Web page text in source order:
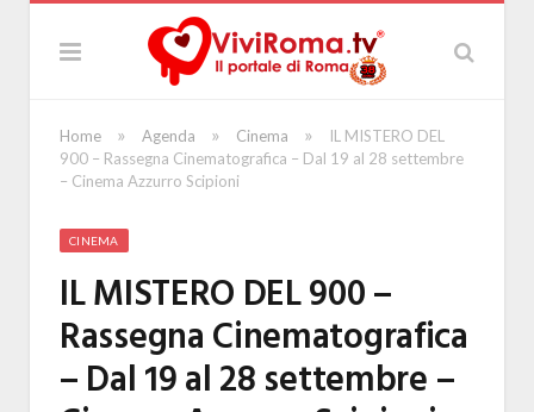
Home » Agenda » Cinema »
IL MISTERO DEL
900 – Rassegna Cinematografica – Dal 19 al 28 settembre
– Cinema Azzurro Scipioni
CINEMA
IL MISTERO DEL 900 –
Rassegna Cinematografica
– Dal 19 al 28 settembre –